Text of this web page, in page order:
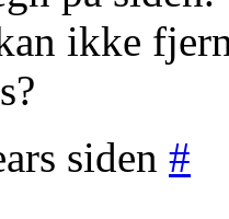
ikke
siden #